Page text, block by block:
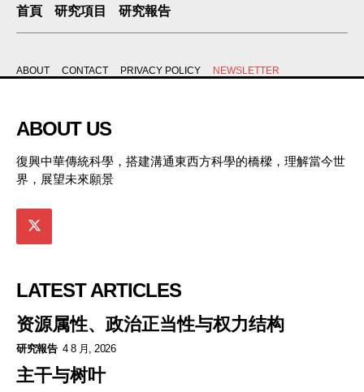
首頁 研究項目 研究報告
ABOUT CONTACT PRIVACY POLICY NEWSLETTER
ABOUT US
復興中華傳統科學，搭建溝通東西方科學的橋樑，理解當今世
界，展望未來願景
LATEST ARTICLES
资源属性、政治正当性与权力结构
研究報告 4 8 月, 2026
主干与树叶